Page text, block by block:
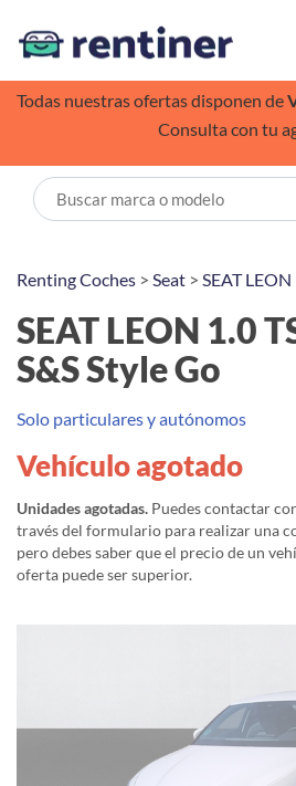
Todas nuestras ofertas disponen de
Consulta con tu
Renting Coches > Seat > SEAT LEON
SEAT LEON 1.0
S&S Style Go
Solo particulares y autónomos
Vehículo agotado
Unidades agotadas. Puedes contactar
través del formulario para realizar una
pero debes saber que el precio de un
oferta puede ser superior.